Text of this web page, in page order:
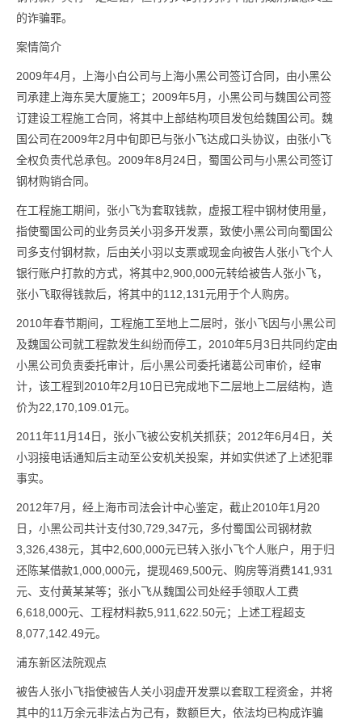
的诈骗罪。
案情简介
2009年4月，上海小白公司与上海小黑公司签订合同，由小黑公
司承建上海东吴大厦施工；2009年5月，小黑公司与魏国公司签
订建设工程施工合同，将其中上部结构项目发包给魏国公司。魏
国公司在2009年2月中旬即已与张小飞达成口头协议，由张小飞
全权负责代总承包。2009年8月24日，蜀国公司与小黑公司签订
钢材购销合同。
在工程施工期间，张小飞为套取钱款，虚报工程中钢材使用量，
指使蜀国公司的业务员关小羽多开发票，致使小黑公司向蜀国公
司多支付钢材款，后由关小羽以支票或现金向被告人张小飞个人
银行账户打款的方式，将其中2,900,000元转给被告人张小飞，
张小飞取得钱款后，将其中的112,131元用于个人购房。
2010年春节期间，工程施工至地上二层时，张小飞因与小黑公司
及魏国公司就工程款发生纠纷而停工，2010年5月3日共同约定由
小黑公司负责委托审计，后小黑公司委托诸葛公司审价，经审
计，该工程到2010年2月10日已完成地下二层地上二层结构，造
价为22,170,109.01元。
2011年11月14日，张小飞被公安机关抓获；2012年6月4日，关
小羽接电话通知后主动至公安机关投案，并如实供述了上述犯罪
事实。
2012年7月，经上海市司法会计中心鉴定，截止2010年1月20
日，小黑公司共计支付30,729,347元，多付蜀国公司钢材款
3,326,438元，其中2,600,000元已转入张小飞个人账户，用于归
还陈某借款1,000,000元，提现469,500元、购房等消费141,931
元、支付黄某某等；张小飞从魏国公司处经手领取人工费
6,618,000元、工程材料款5,911,622.50元；上述工程超支
8,077,142.49元。
浦东新区法院观点
被告人张小飞指使被告人关小羽虚开发票以套取工程资金，并将
其中的11万余元非法占为己有，数额巨大，依法均已构成诈骗